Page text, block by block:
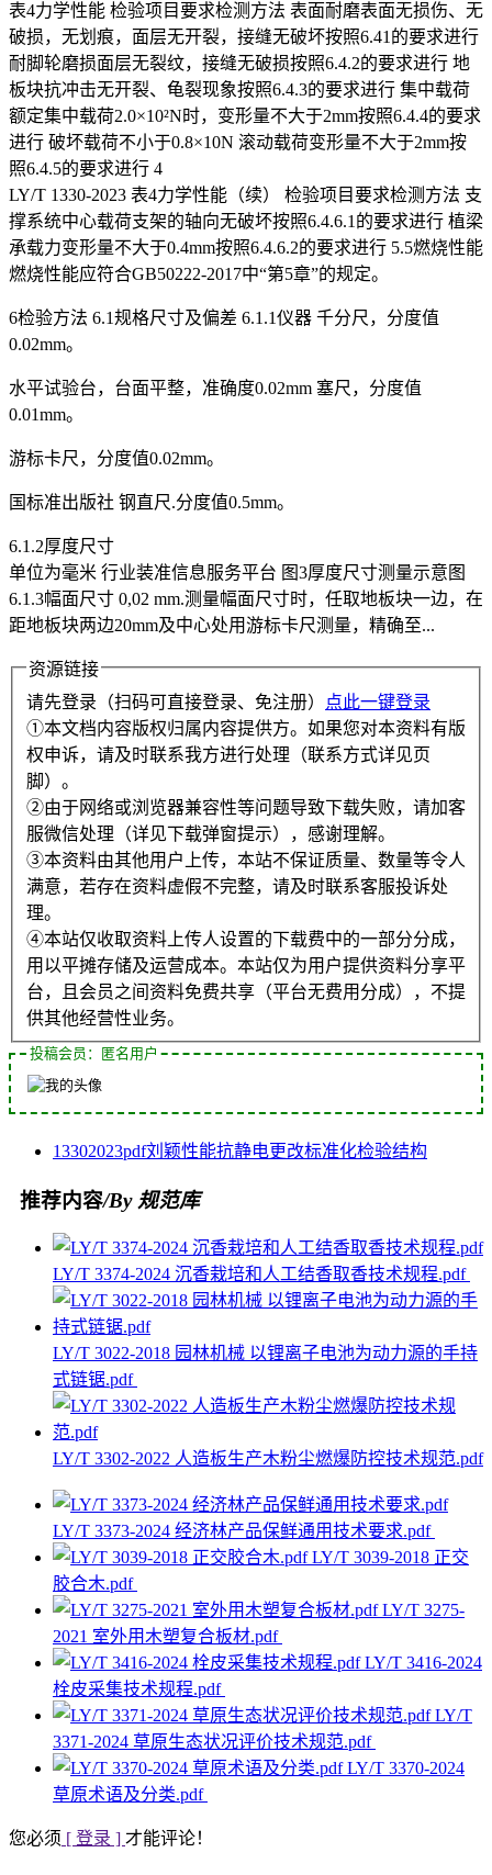
表4力学性能 检验项目要求检测方法 表面耐磨表面无损伤、无
破损，无划痕，面层无开裂，接缝无破坏按照6.41的要求进行
耐脚轮磨损面层无裂纹，接缝无破损按照6.4.2的要求进行 地
板块抗冲击无开裂、龟裂现象按照6.4.3的要求进行 集中载荷
额定集中载荷2.0×10²N时，变形量不大于2mm按照6.4.4的要求
进行 破坏载荷不小于0.8×10N 滚动载荷变形量不大于2mm按
照6.4.5的要求进行 4
LY/T 1330-2023 表4力学性能（续） 检验项目要求检测方法 支
撑系统中心载荷支架的轴向无破坏按照6.4.6.1的要求进行 植梁
承载力变形量不大于0.4mm按照6.4.6.2的要求进行 5.5燃烧性能
燃烧性能应符合GB50222-2017中“第5章”的规定。
6检验方法 6.1规格尺寸及偏差 6.1.1仪器 千分尺，分度值
0.02mm。
水平试验台，台面平整，准确度0.02mm 塞尺，分度值
0.01mm。
游标卡尺，分度值0.02mm。
国标准出版社 钢直尺.分度值0.5mm。
6.1.2厚度尺寸
单位为毫米 行业装准信息服务平台 图3厚度尺寸测量示意图
6.1.3幅面尺寸 0,02 mm.测量幅面尺寸时，任取地板块一边，在
距地板块两边20mm及中心处用游标卡尺测量，精确至...
资源链接
请先登录（扫码可直接登录、免注册）
点此一键登录
①本文档内容版权归属内容提供方。如果您对本资料有版
权申诉，请及时联系我方进行处理（联系方式详见页
脚）。
②由于网络或浏览器兼容性等问题导致下载失败，请加客
服微信处理（详见下载弹窗提示），感谢理解。
③本资料由其他用户上传，本站不保证质量、数量等令人
满意，若存在资料虚假不完整，请及时联系客服投诉处
理。
④本站仅收取资料上传人设置的下载费中的一部分分成，
用以平摊存储及运营成本。本站仅为用户提供资料分享平
台，且会员之间资料免费共享（平台无费用分成），不提
供其他经营性业务。
投稿会员：匿名用户
13302023pdf刘颖性能抗静电更改标准化检验结构
推荐内容/By 规范库
LY/T 3374-2024 沉香栽培和人工结香取香技术规程.pdf
LY/T 3022-2018 园林机械 以锂离子电池为动力源的手持
式链锯.pdf
LY/T 3302-2022 人造板生产木粉尘燃爆防控技术规范.pdf
LY/T 3373-2024 经济林产品保鲜通用技术要求.pdf
LY/T 3039-2018 正交
胶合木.pdf
LY/T 3275-
2021 室外用木塑复合板材.pdf
LY/T 3416-2024
栓皮采集技术规程.pdf
LY/T
3371-2024 草原生态状况评价技术规范.pdf
LY/T 3370-2024
草原术语及分类.pdf
您必须 [ 登录 ] 才能评论！